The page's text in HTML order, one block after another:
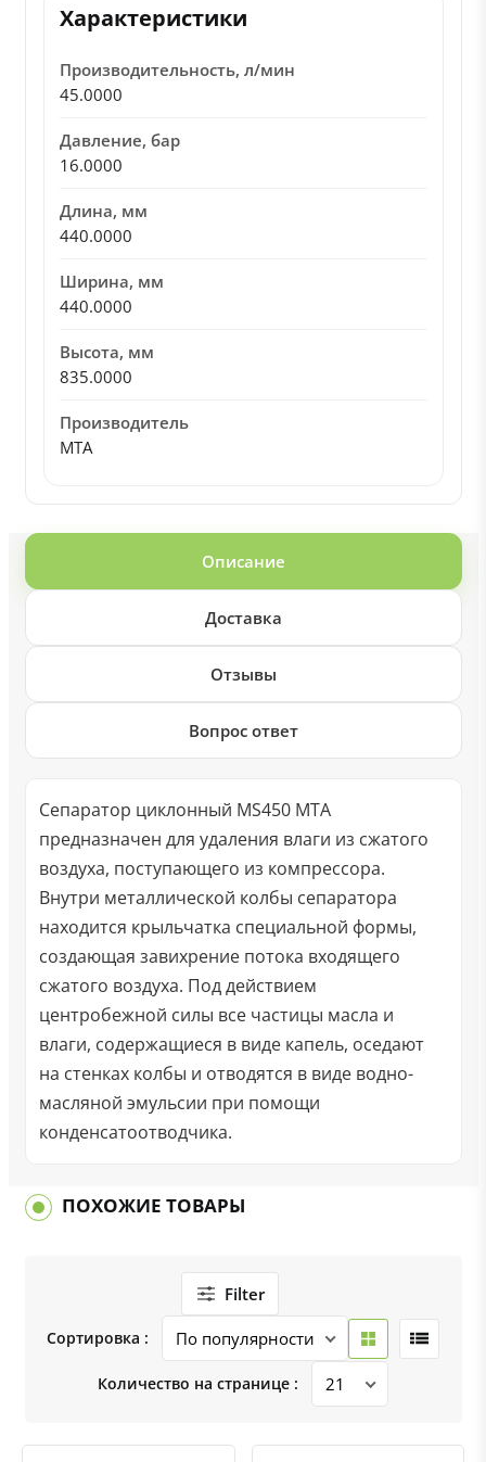
Характеристики
Производительность, л/мин
45.0000
Давление, бар
16.0000
Длина, мм
440.0000
Ширина, мм
440.0000
Высота, мм
835.0000
Производитель
MTA
Описание
Доставка
Отзывы
Вопрос ответ
Сепаратор циклонный MS450 MTA
предназначен для удаления влаги из сжатого
воздуха, поступающего из компрессора.
Внутри металлической колбы сепаратора
находится крыльчатка специальной формы,
создающая завихрение потока входящего
сжатого воздуха. Под действием
центробежной силы все частицы масла и
влаги, содержащиеся в виде капель, оседают
на стенках колбы и отводятся в виде водно-
масляной эмульсии при помощи
конденсатоотводчика.
ПОХОЖИЕ ТОВАРЫ
Filter
Сортировка :
Количество на странице :